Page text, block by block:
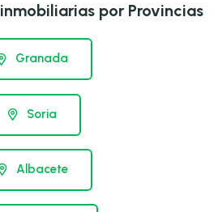
por Provincias
Granada
Soria
Albacete